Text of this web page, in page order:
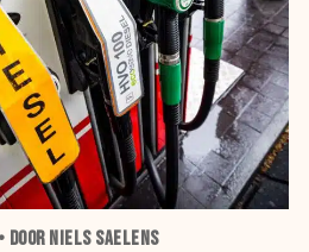
DOOR NIELS SAELENS